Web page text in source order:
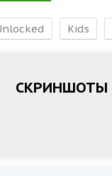
Kids
СКРИНШОТЫ